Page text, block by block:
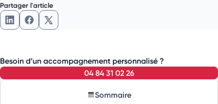
Partager l'article
Partager l'article sur LinkedIn
Partager l'article sur Facebook
Partager l'article sur X
Besoin d’un accompagnement personnalisé ?
04 84 31 02 26
Sommaire